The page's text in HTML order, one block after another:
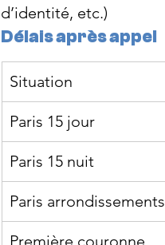
d’identité, etc.)
Délais après appel
Situation
Paris 15 jour
Paris 15 nuit
Paris
Première couronne